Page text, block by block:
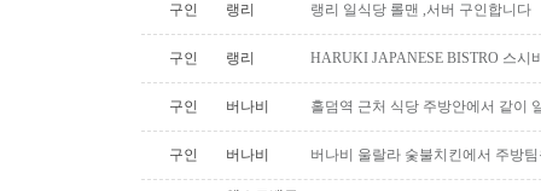
구인 랭리 랭리 일식당 롤맨 ,서버 구인합니다
구인 랭리 HARUKI JAPANESE BISTRO 스시
구인 버나비 홀덤역 근처 식당 주방안에서 같이
구인 버나비 버나비 울랄라 숯불치킨에서 주방